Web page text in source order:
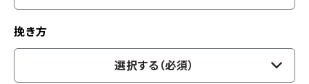
挽き方
選択する（必須）